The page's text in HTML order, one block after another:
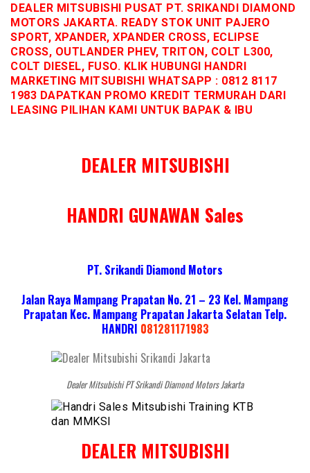
DEALER MITSUBISHI PUSAT PT. SRIKANDI DIAMOND
MOTORS JAKARTA. READY STOK UNIT PAJERO
SPORT, XPANDER, XPANDER CROSS, ECLIPSE
CROSS, OUTLANDER PHEV, TRITON, COLT L300,
COLT DIESEL, FUSO. KLIK HUBUNGI HANDRI
MARKETING MITSUBISHI WHATSAPP : 0812 8117
1983 DAPATKAN PROMO KREDIT TERMURAH DARI
LEASING PILIHAN KAMI UNTUK BAPAK & IBU
DEALER MITSUBISHI
HANDRI GUNAWAN Sales
PT. Srikandi Diamond Motors
Jalan Raya Mampang Prapatan No. 21 – 23 Kel. Mampang
Prapatan Kec. Mampang Prapatan Jakarta Selatan Telp.
HANDRI 081281171983
Dealer Mitsubishi PT Srikandi Diamond Motors Jakarta
DEALER MITSUBISHI